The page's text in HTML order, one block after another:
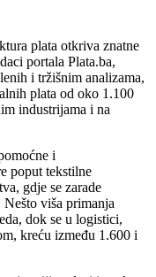
plata otkriva znatne
portala Plata.ba,
i tržišnim analizama,
plata od oko 1.100
industrijama i na
i
poput tekstilne
gdje se zarade
viša primanja
dok se u logistici,
kreću između 1.600 i